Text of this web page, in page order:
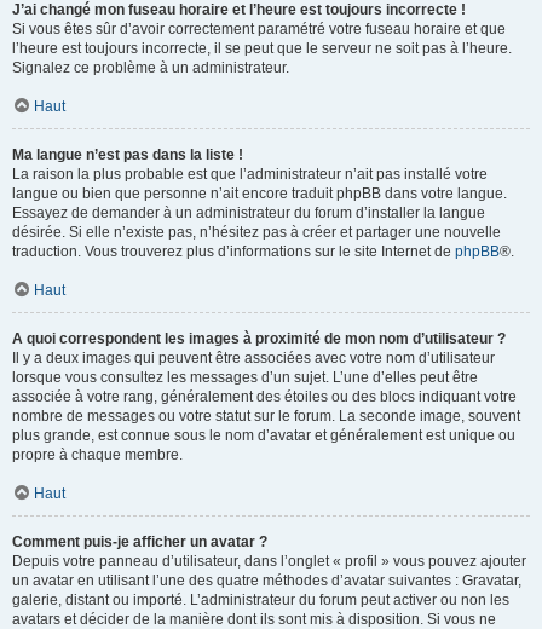
J’ai changé mon fuseau horaire et l’heure est toujours incorrecte !
Si vous êtes sûr d’avoir correctement paramétré votre fuseau horaire et que
l’heure est toujours incorrecte, il se peut que le serveur ne soit pas à l’heure.
Signalez ce problème à un administrateur.
Haut
Ma langue n’est pas dans la liste !
La raison la plus probable est que l’administrateur n’ait pas installé votre
langue ou bien que personne n’ait encore traduit phpBB dans votre langue.
Essayez de demander à un administrateur du forum d’installer la langue
désirée. Si elle n’existe pas, n’hésitez pas à créer et partager une nouvelle
traduction. Vous trouverez plus d’informations sur le site Internet de phpBB®.
Haut
A quoi correspondent les images à proximité de mon nom d’utilisateur ?
Il y a deux images qui peuvent être associées avec votre nom d’utilisateur
lorsque vous consultez les messages d’un sujet. L’une d’elles peut être
associée à votre rang, généralement des étoiles ou des blocs indiquant votre
nombre de messages ou votre statut sur le forum. La seconde image, souvent
plus grande, est connue sous le nom d’avatar et généralement est unique ou
propre à chaque membre.
Haut
Comment puis-je afficher un avatar ?
Depuis votre panneau d’utilisateur, dans l’onglet « profil » vous pouvez ajouter
un avatar en utilisant l’une des quatre méthodes d’avatar suivantes : Gravatar,
galerie, distant ou importé. L’administrateur du forum peut activer ou non les
avatars et décider de la manière dont ils sont mis à disposition. Si vous ne